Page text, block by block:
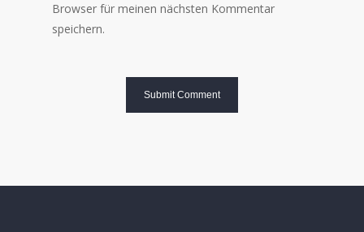
Browser für meinen nächsten Kommentar
speichern.